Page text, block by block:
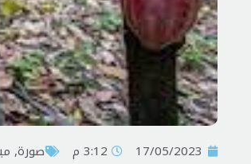
17/05/2023 3:12 م صورة,